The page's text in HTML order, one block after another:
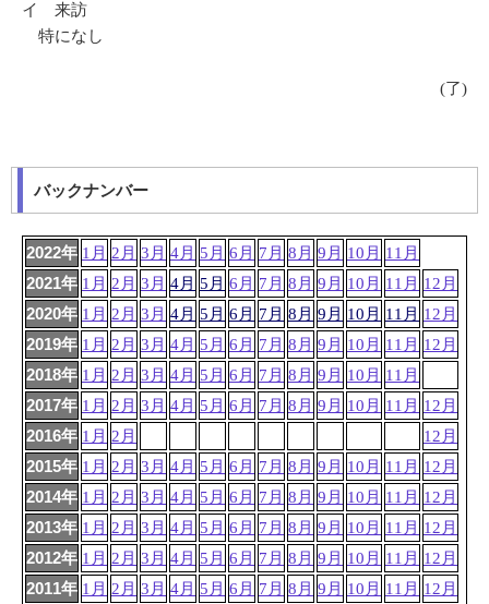
イ 来訪
特になし
(了)
バックナンバー
2022年 1月 2月 3月 4月 5月 6月 7月 8月 9月 10月 11月
2021年 1月 2月 3月 4月 5月 6月 7月 8月 9月 10月 11月 12月
2020年 1月 2月 3月 4月 5月 6月 7月 8月 9月 10月 11月 12月
2019年 1月 2月 3月 4月 5月 6月 7月 8月 9月 10月 11月 12月
2018年 1月 2月 3月 4月 5月 6月 7月 8月 9月 10月 11月
2017年 1月 2月 3月 4月 5月 6月 7月 8月 9月 10月 11月 12月
2016年 1月 2月 12月
2015年 1月 2月 3月 4月 5月 6月 7月 8月 9月 10月 11月 12月
2014年 1月 2月 3月 4月 5月 6月 7月 8月 9月 10月 11月 12月
2013年 1月 2月 3月 4月 5月 6月 7月 8月 9月 10月 11月 12月
2012年 1月 2月 3月 4月 5月 6月 7月 8月 9月 10月 11月 12月
2011年 1月 2月 3月 4月 5月 6月 7月 8月 9月 10月 11月 12月